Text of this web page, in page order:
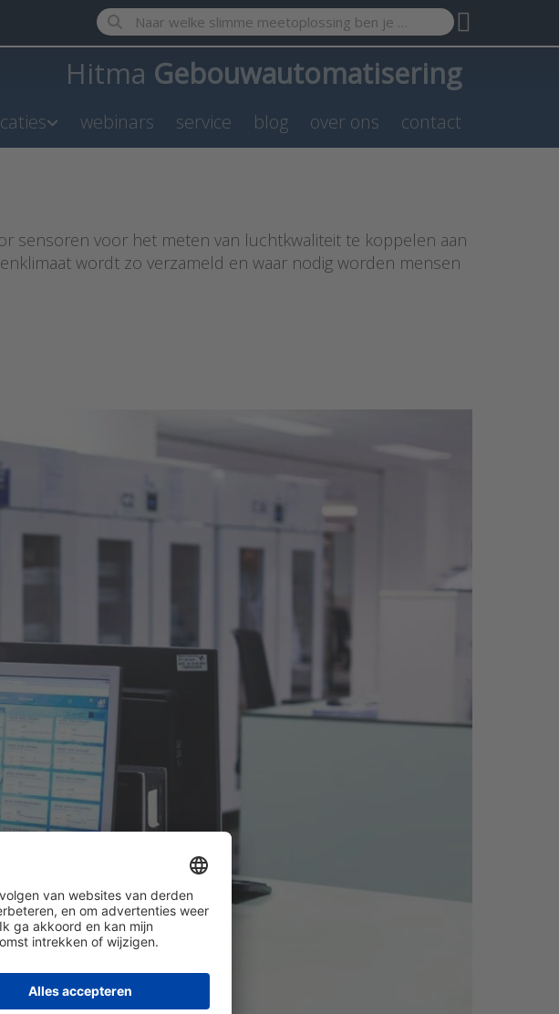
Enter a search term. Results will appear automatically as you type.
Hitma Gebouwautomatisering
webinars service blog over ons contact
sensoren voor het meten van luchtkwaliteit te koppelen aan
wordt zo verzameld en waar nodig worden mensen